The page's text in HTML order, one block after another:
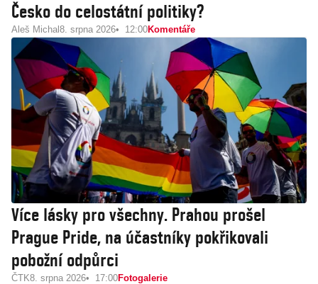
Česko do celostátní politiky?
Aleš Michal 8. srpna 2026 12:00Komentáře
Více lásky pro všechny. Prahou prošel
Prague Pride, na účastníky pokřikovali
pobožní odpůrci
ČTK8. srpna 2026 17:00Fotogalerie